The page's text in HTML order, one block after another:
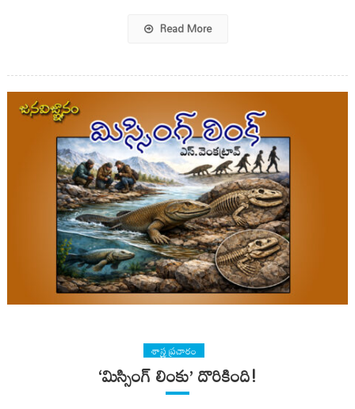
Read More
శాస్త్ర ప్రచారం
‘మిస్సింగ్ లింకు’ దొరికింది!